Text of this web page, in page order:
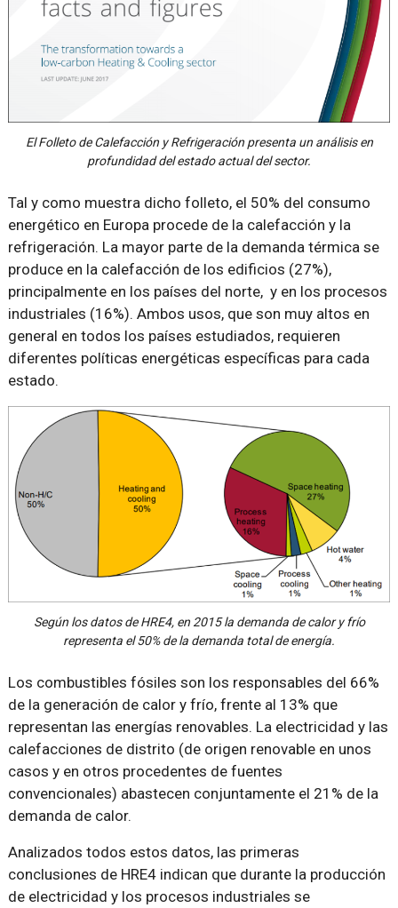
El Folleto de Calefacción y Refrigeración presenta un análisis en
profundidad del estado actual del sector.
Tal y como muestra dicho folleto, el 50% del consumo
energético en Europa procede de la calefacción y la
refrigeración. La mayor parte de la demanda térmica se
produce en la calefacción de los edificios (27%),
principalmente en los países del norte, y en los procesos
industriales (16%). Ambos usos, que son muy altos en
general en todos los países estudiados, requieren
diferentes políticas energéticas específicas para cada
estado.
Según los datos de HRE4, en 2015 la demanda de calor y frío
representa el 50% de la demanda total de energía.
Los combustibles fósiles son los responsables del 66%
de la generación de calor y frío, frente al 13% que
representan las energías renovables. La electricidad y las
calefacciones de distrito (de origen renovable en unos
casos y en otros procedentes de fuentes
convencionales) abastecen conjuntamente el 21% de la
demanda de calor.
Analizados todos estos datos, las primeras
conclusiones de HRE4 indican que durante la producción
de electricidad y los procesos industriales se